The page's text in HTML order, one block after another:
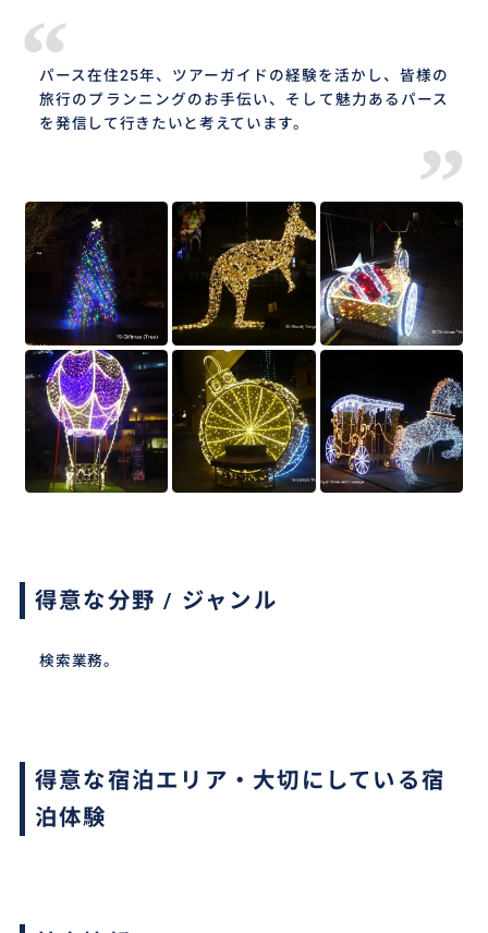
“
パース在住25年、ツアーガイドの経験を活かし、皆様の
旅行のプランニングのお手伝い、そして魅力あるパース
を発信して行きたいと考えています。
”
得意な分野 / ジャンル
検索業務。
得意な宿泊エリア・大切にしている宿
泊体験